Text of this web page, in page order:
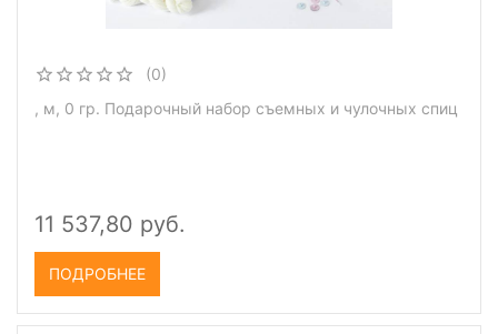
(0)
, м, 0 гр. Подарочный набор съемных и чулочных спиц
11 537,80 руб.
ПОДРОБНЕЕ